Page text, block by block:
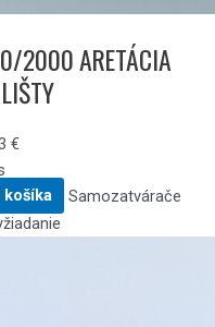
ARETÁCIA
€
košíka
Samozatvárače